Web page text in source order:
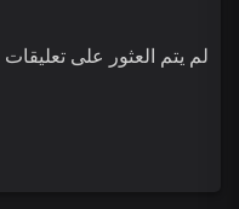
لم يتم العثور على تعليقات